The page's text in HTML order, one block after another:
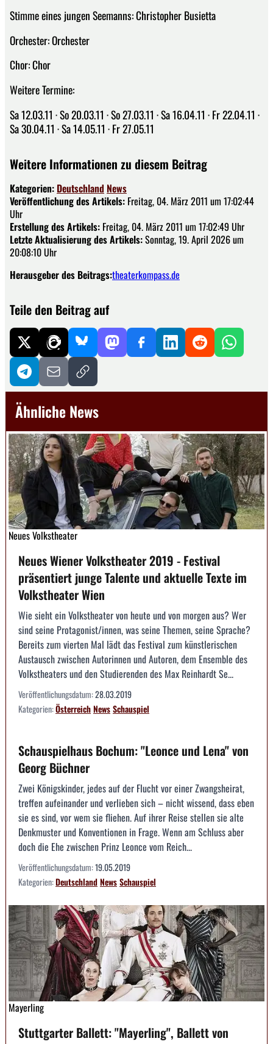
Stimme eines jungen Seemanns: Christopher Busietta
Orchester: Orchester
Chor: Chor
Weitere Termine:
Sa 12.03.11 · So 20.03.11 · So 27.03.11 · Sa 16.04.11 · Fr 22.04.11 ·
Sa 30.04.11 · Sa 14.05.11 · Fr 27.05.11
Weitere Informationen zu diesem Beitrag
Kategorien: Deutschland News
Veröffentlichung des Artikels: Freitag, 04. März 2011 um 17:02:44
Uhr
Erstellung des Artikels: Freitag, 04. März 2011 um 17:02:49 Uhr
Letzte Aktualisierung des Artikels:Sonntag, 19. April 2026 um
20:08:10 Uhr
Herausgeber des Beitrags:theaterkompass.de
Teile den Beitrag auf
Ähnliche News
Neues Volkstheater
Neues Wiener Volkstheater 2019 - Festival
präsentiert junge Talente und aktuelle Texte im
Volkstheater Wien
Wie sieht ein Volkstheater von heute und von morgen aus? Wer
sind seine Protagonist/innen, was seine Themen, seine Sprache?
Bereits zum vierten Mal lädt das Festival zum künstlerischen
Austausch zwischen Autorinnen und Autoren, dem Ensemble des
Volkstheaters und den Studierenden des Max Reinhardt Se...
Veröffentlichungsdatum:28.03.2019
Kategorien:ÖsterreichNewsSchauspiel
Schauspielhaus Bochum: "Leonce und Lena" von
Georg Büchner
Zwei Königskinder, jedes auf der Flucht vor einer Zwangsheirat,
treffen aufeinander und verlieben sich – nicht wissend, dass eben
sie es sind, vor wem sie fliehen. Auf ihrer Reise stellen sie alte
Denkmuster und Konventionen in Frage. Wenn am Schluss aber
doch die Ehe zwischen Prinz Leonce vom Reich...
Veröffentlichungsdatum:19.05.2019
Kategorien:DeutschlandNewsSchauspiel
Mayerling
Stuttgarter Ballett: "Mayerling", Ballett von